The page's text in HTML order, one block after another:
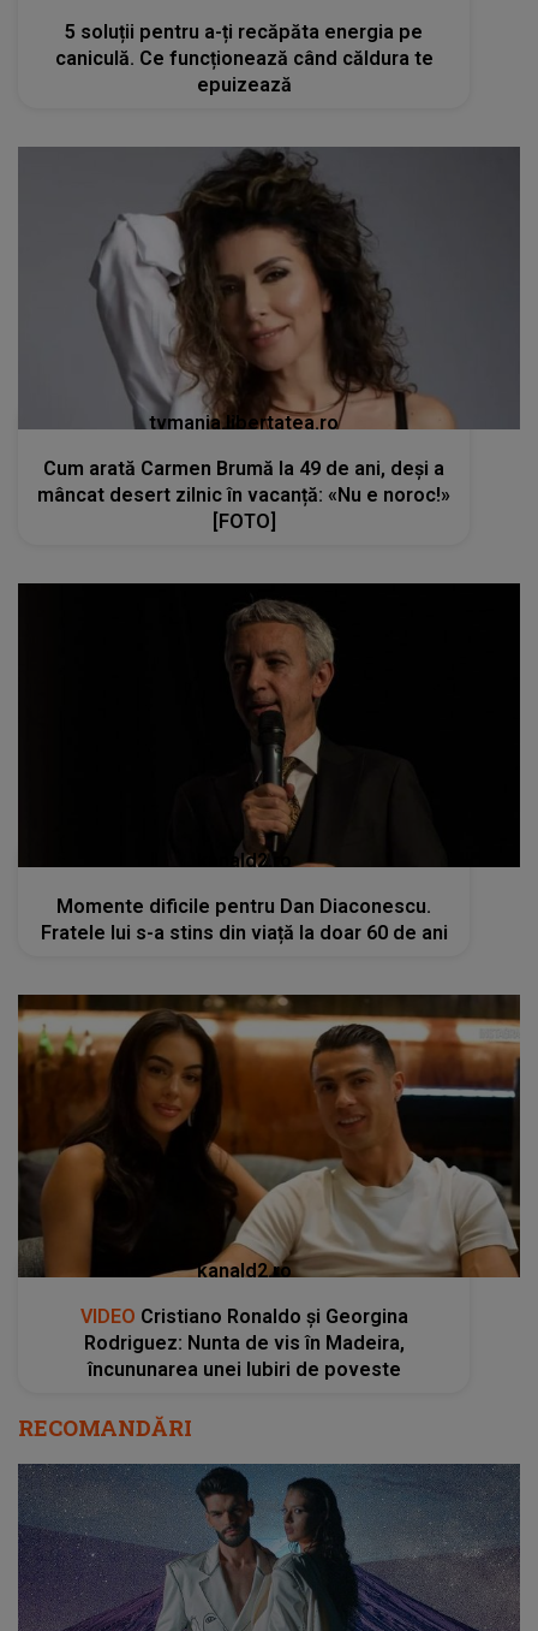
5 soluții pentru a-ți recăpăta energia pe
caniculă. Ce funcționează când căldura te
epuizează
tvmania.libertatea.ro
Cum arată Carmen Brumă la 49 de ani, deși a
mâncat desert zilnic în vacanță: «Nu e noroc!»
[FOTO]
kanald2.ro
Momente dificile pentru Dan Diaconescu.
Fratele lui s-a stins din viață la doar 60 de ani
kanald2.ro
VIDEO Cristiano Ronaldo și Georgina
Rodriguez: Nunta de vis în Madeira,
încununarea unei Iubiri de poveste
RECOMANDĂRI